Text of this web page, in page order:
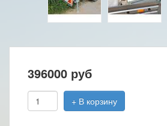
396000 руб
+ В корзину